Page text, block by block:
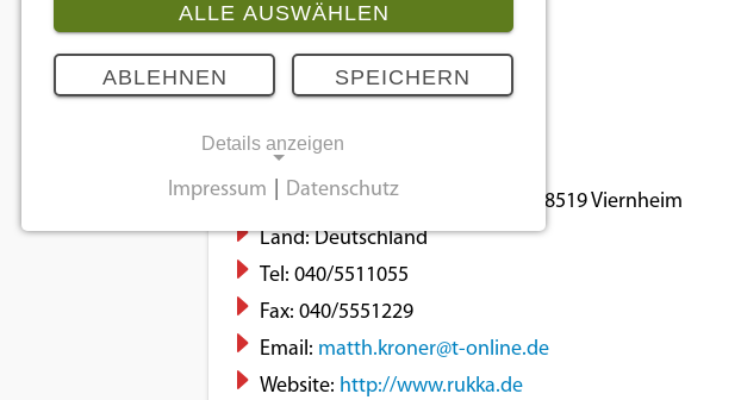
Motorsport
Adresse:Hinter den Zäunen 4, 68519 Viernheim
Land:Deutschland
Tel: 040/5511055
Fax: 040/5551229
Email: matth.kroner@t-online.de
Website: http://www.rukka.de
ALLE AUSWÄHLEN
ABLEHNEN SPEICHERN
Details anzeigen
Notwendige Cookies ermöglichen
einwandfreie Funktion der Website
Impressum Datenschutz